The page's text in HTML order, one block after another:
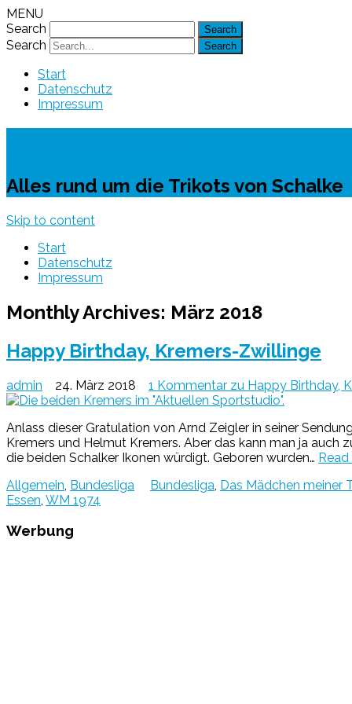
MENU
Search
Search
Start
Datenschutz
Impressum
Alles rund um die Trikots von Schalke
Skip to content
Start
Datenschutz
Impressum
Monthly Archives: März 2018
Happy Birthday, Kremers-Zwillinge
admin 24. März 2018 1 Kommentar zu Happy Birthday,
Anlass dieser Gratulation von Arnd Zeigler in seiner
Kremers und Helmut Kremers. Aber das kann man ja auch
die beiden Schalker Ikonen würdigt. Geboren wurden…
Allgemein Bundesliga Bundesliga Das Mädchen meiner
Essen WM 1974
Werbung